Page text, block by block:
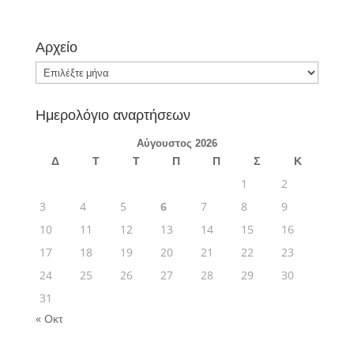
Αρχείο
Αρχείο
Ημερολόγιο αναρτήσεων
Αύγουστος 2026
Δ Τ Τ Π Π Σ
Κ
1
2
3
4 5 6 7 8
9
10
11 12 13 14 15
16
17
18 19 20 21 22
23
24
25 26 27 28 29
30
31
« Οκτ